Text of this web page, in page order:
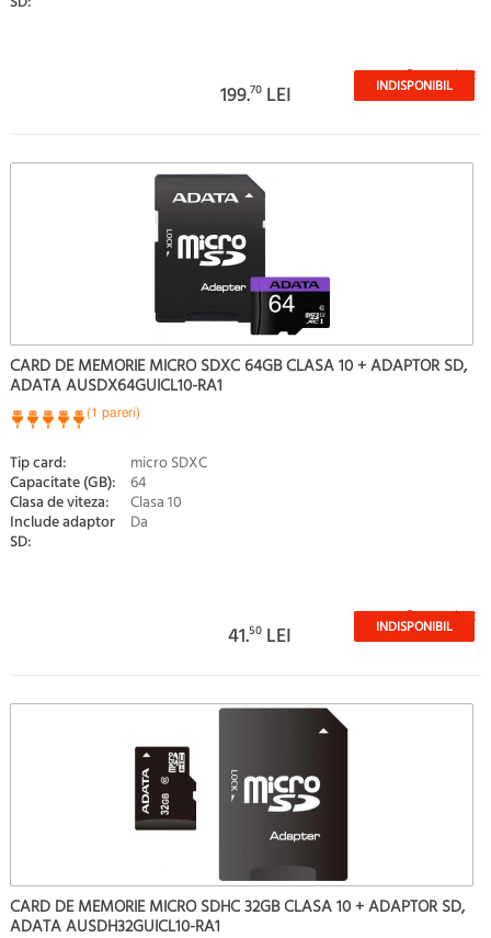
Stoc epuizat
199.70 LEI INDISPONIBIL
CARD DE MEMORIE MICRO SDXC 64GB CLASA 10 + ADAPTOR SD,
ADATA AUSDX64GUICL10-RA1
(1 pareri)
Tip card: micro SDXC
Capacitate (GB): 64
Clasa de viteza: Clasa 10
Include adaptor
SD:
Da
Stoc epuizat
41.50 LEI INDISPONIBIL
CARD DE MEMORIE MICRO SDHC 32GB CLASA 10 + ADAPTOR SD,
ADATA AUSDH32GUICL10-RA1